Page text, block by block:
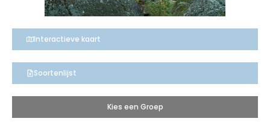
Interactieve kaart
Soortenlijst
Kies een Groep